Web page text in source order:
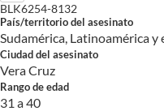
BLK6254-8132
País/territorio del asesinato
Sudamérica, Latinoamérica y
Ciudad del asesinato
Vera Cruz
Rango de edad
31 a 40